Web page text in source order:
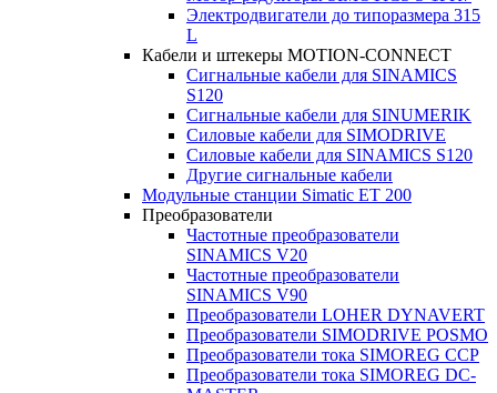
Электродвигатели до типоразмера 315
L
Кабели и штекеры MOTION-CONNECT
Сигнальные кабели для SINAMICS
S120
Сигнальные кабели для SINUMERIK
Силовые кабели для SIMODRIVE
Силовые кабели для SINAMICS S120
Другие сигнальные кабели
Модульные станции Simatic ET 200
Преобразователи
Частотные преобразователи
SINAMICS V20
Частотные преобразователи
SINAMICS V90
Преобразователи LOHER DYNAVERT
Преобразователи SIMODRIVE POSMO
Преобразователи тока SIMOREG CCP
Преобразователи тока SIMOREG DC-